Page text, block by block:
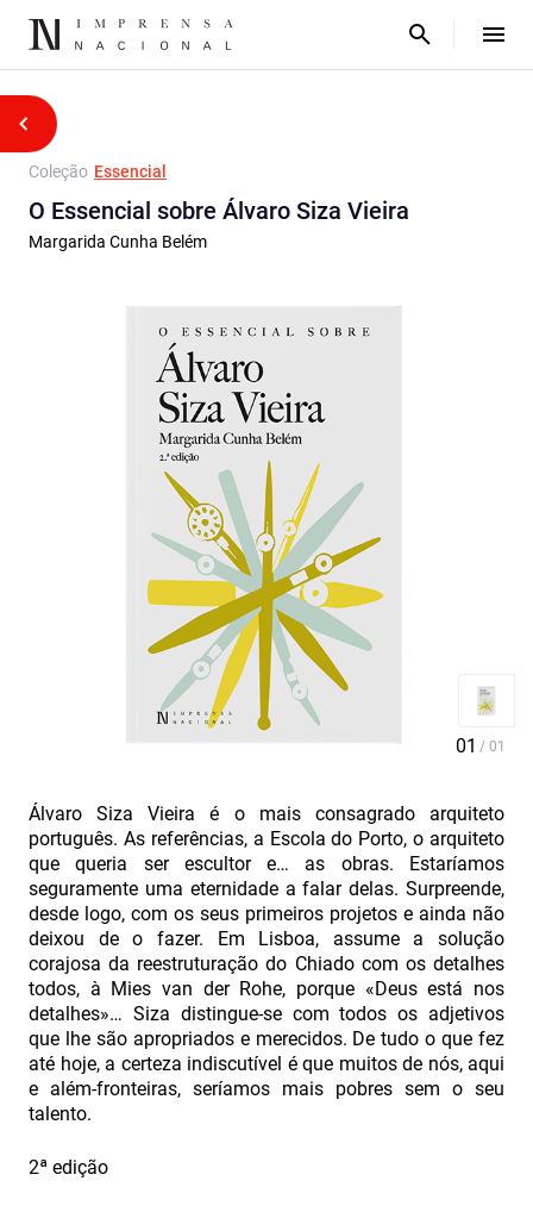
Coleção Essencial
O Essencial sobre Álvaro Siza Vieira
Margarida Cunha Belém
Álvaro Siza Vieira é o mais consagrado arquiteto
português. As referências, a Escola do Porto, o arquiteto
que queria ser escultor e… as obras. Estaríamos
seguramente uma eternidade a falar delas. Surpreende,
desde logo, com os seus primeiros projetos e ainda não
deixou de o fazer. Em Lisboa, assume a solução
corajosa da reestruturação do Chiado com os detalhes
todos, à Mies van der Rohe, porque «Deus está nos
detalhes»… Siza distingue-se com todos os adjetivos
que lhe são apropriados e merecidos. De tudo o que fez
até hoje, a certeza indiscutível é que muitos de nós, aqui
e além-fronteiras, seríamos mais pobres sem o seu
talento.
2ª edição